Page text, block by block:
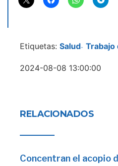
Etiquetas: Salud- Trabajo
2024-08-08 13:00:00
RELACIONADOS
Concentran el acopio